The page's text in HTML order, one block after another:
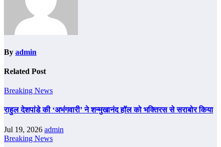
By admin
Related Post
Breaking News
राहुल देशपांडे की ‘अभंगवारी’ ने शन्मुखानंद हॉल को भक्तिरस से सराबोर किया
Jul 19, 2026 admin
Breaking News